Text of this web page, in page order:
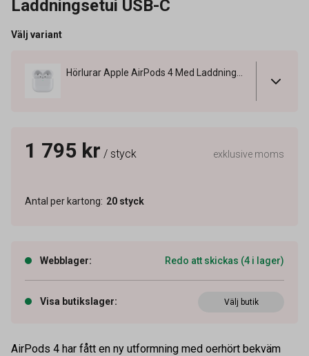
Laddningsetui USB-C
Välj variant
1 795 kr / styck exklusive moms
Antal per kartong: 20 styck
Webblager: Redo att skickas (4 i lager)
Visa butikslager: Välj butik
AirPods 4 har fått en ny utformning med oerhört bekväm